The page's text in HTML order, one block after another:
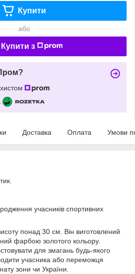
Купити
або
Купити з
Доставка Оплата Умови
учасників спортивних
понад 30 см. Він виготовлений
фарбою золотого кольору.
для змагань будь-якого
учасника або переможця
зони чи України.